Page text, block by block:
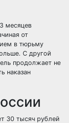
месяцев
от
в тюрьму
С другой
продолжает не
наказан
30 тысяч рублей